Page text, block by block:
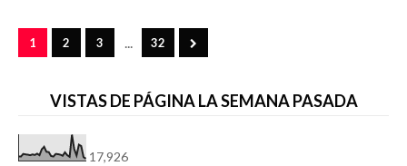
1 2 3 ... 32
VISTAS DE PÁGINA LA SEMANA PASADA
17,926